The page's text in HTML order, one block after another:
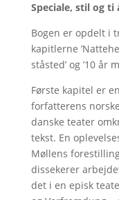
Speciale, stil og
Bogen er opdelt i
kapitlerne
ståsted’ og ’10 år
Første kapitel er
forfatterens
danske teater
tekst. En
Møllens
dissekerer
det i en episk